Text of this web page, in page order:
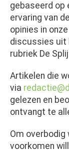
gebaseerd op
ervaring van
opinies in
discussies uit
rubriek De
Artikelen die
via
gelezen en
ontvangt te
Om
voorkomen